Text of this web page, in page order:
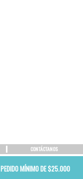
CONTÁCTANOS
PEDIDO MÍNIMO DE $25.000